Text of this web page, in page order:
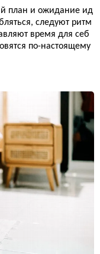
план и ожидание ид
следуют ритм
время для себ
по-настоящему